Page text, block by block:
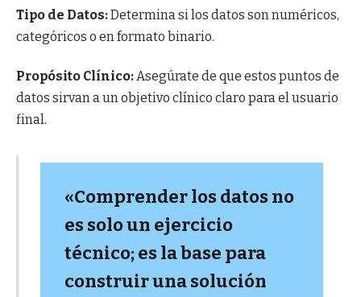
Tipo de Datos:Determina si los datos son numéricos,
categóricos o en formato binario.
Propósito Clínico:Asegúrate de que estos puntos de
datos sirvan a un objetivo clínico claro para el usuario
final.
«Comprender los datos no
es solo un ejercicio
técnico; es la base para
construir una solución